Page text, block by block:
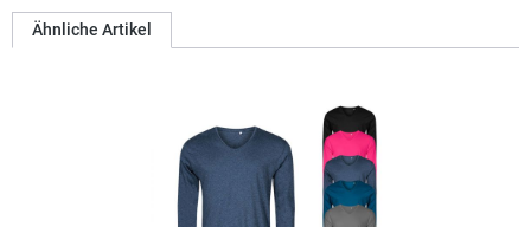
Ähnliche Artikel